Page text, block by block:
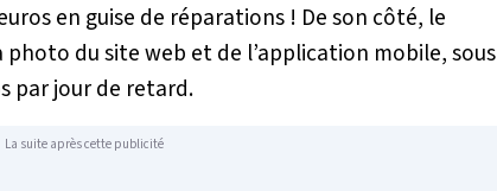
en guise de réparations ! De son côté, le
du site web et de l’application mobile, sous
par jour de retard.
La suite après cette publicité